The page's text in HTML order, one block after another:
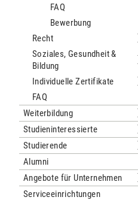
FAQ
Bewerbung
Recht
Soziales, Gesundheit &
Bildung
Individuelle Zertifikate
FAQ
Weiterbildung
Studieninteressierte
Studierende
Alumni
Angebote für Unternehmen
Serviceeinrichtungen